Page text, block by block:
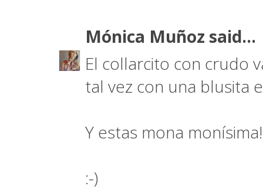
Mónica Muñoz said...
El collarcito con crudo
tal vez con una blusita
Y estas mona monísima!
:-)